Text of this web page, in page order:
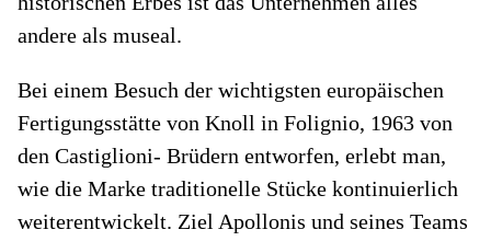
andere als museal.
Bei einem Besuch der wichtigsten europäischen
Fertigungsstätte von Knoll in Folignio, 1963 von
den Castiglioni- Brüdern entworfen, erlebt man,
wie die Marke traditionelle Stücke kontinuierlich
weiterentwickelt. Ziel Apollonis und seines Teams